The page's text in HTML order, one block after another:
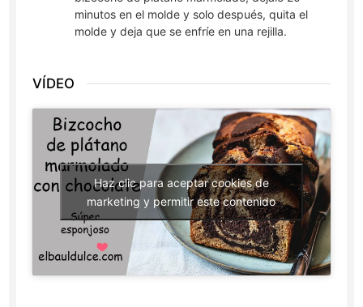
minutos en el molde y solo después, quita el
molde y deja que se enfríe en una rejilla.
VÍDEO
Haz clic para aceptar cookies de
marketing y permitir este contenido